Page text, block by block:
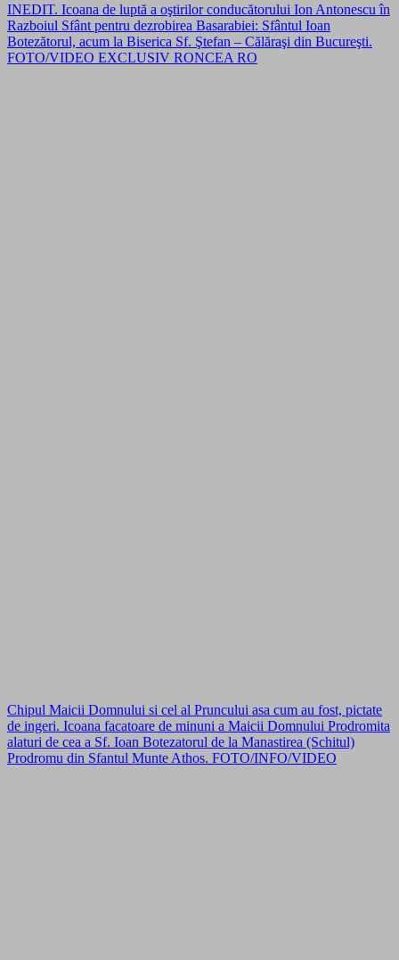
INEDIT. Icoana de luptă a oştirilor conducătorului Ion Antonescu în
Razboiul Sfânt pentru dezrobirea Basarabiei: Sfântul Ioan
Botezătorul, acum la Biserica Sf. Ştefan – Călăraşi din Bucureşti.
FOTO/VIDEO EXCLUSIV RONCEA RO
Chipul Maicii Domnului si cel al Pruncului asa cum au fost, pictate
de ingeri. Icoana facatoare de minuni a Maicii Domnului Prodromita
alaturi de cea a Sf. Ioan Botezatorul de la Manastirea (Schitul)
Prodromu din Sfantul Munte Athos. FOTO/INFO/VIDEO